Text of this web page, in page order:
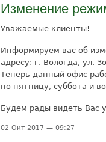
Изменение
Уважаемые клиенты!
Информируем вас об
адресу: г. Вологда, ул.
Теперь данный офис
по пятницу, суббота и
Будем рады видеть Вас
02 Окт 2017 — 09:27